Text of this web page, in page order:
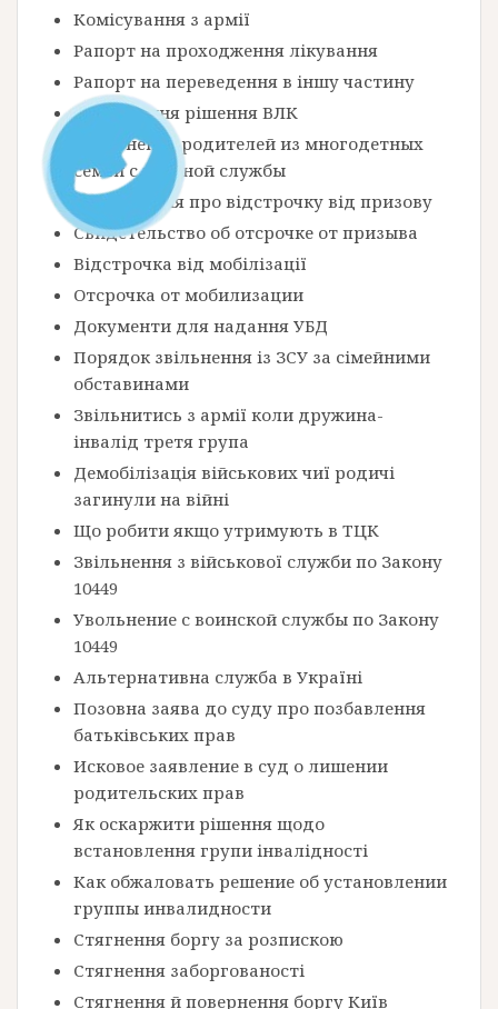
Комісування з армії
Рапорт на проходження лікування
Рапорт на переведення в іншу частину
Оскарження рішення ВЛК
Увольнение родителей из многодетных
семей с военной службы
Посвідчення про відстрочку від призову
Свидетельство об отсрочке от призыва
Відстрочка від мобілізації
Отсрочка от мобилизации
Документи для надання УБД
Порядок звільнення із ЗСУ за сімейними
обставинами
Звільнитись з армії коли дружина-
інвалід третя група
Демобілізація військових чиї родичі
загинули на війні
Що робити якщо утримують в ТЦК
Звільнення з військової служби по Закону
10449
Увольнение с воинской службы по Закону
10449
Альтернативна служба в Україні
Позовна заява до суду про позбавлення
батьківських прав
Исковое заявление в суд о лишении
родительских прав
Як оскаржити рішення щодо
встановлення групи інвалідності
Как обжаловать решение об установлении
группы инвалидности
Стягнення боргу за розпискою
Стягнення заборгованості
Стягнення й повернення боргу Київ